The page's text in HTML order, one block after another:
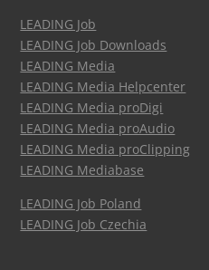
LEADING Job
LEADING Job Downloads
LEADING Media
LEADING Media Helpcenter
LEADING Media proDigi
LEADING Media proAudio
LEADING Media proClipping
LEADING Mediabase
LEADING Job Poland
LEADING Job Czechia